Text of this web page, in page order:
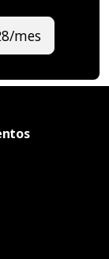
mes